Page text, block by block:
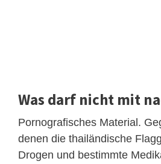
Was darf nicht mit
Pornografisches Material.
denen die thailändische
Drogen und bestimmte